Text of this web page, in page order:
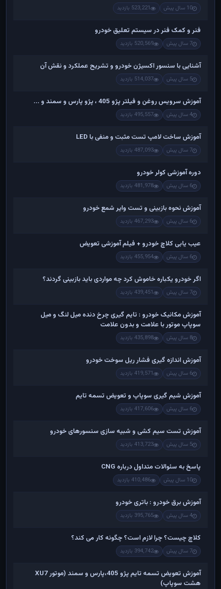
10 سال پیش 523,221 بازدید
فنر و کمک فنر در سیستم تعلیق خودرو
7 سال پیش 520,569 بازدید
آشنایی با سنسور اکسیژن خودرو و تشریح عملکرد و نقش آن
5 سال پیش 514,037 بازدید
آموزش سرویس روغن و فیلتر پژو 405 ، پژو پارس و سمند و ...
4 سال پیش 495,557 بازدید
آموزش ساخت لامپ تست مثبت و منفی با LED
7 سال پیش 487,093 بازدید
دوره آموزشی کولر خودرو
6 سال پیش 481,978 بازدید
آموزش نحوه بازبینی و تست وایر شمع خودرو
6 سال پیش 467,293 بازدید
عیب یابی کلاچ خودرو + فیلم آموزشی تعویض
6 سال پیش 455,954 بازدید
اگر خودرو یکباره خاموش کرد چه مواردی باید بازبینی گردند؟
7 سال پیش 439,451 بازدید
آموزش مکانیک خودرو : تایم گیری چرخ دنده میل لنگ و میل
سوپاپ موتور با علامت و بدون علامت
8 سال پیش 435,898 بازدید
آموزش اندازه گیری فشار ریل سوخت خودرو
6 سال پیش 419,571 بازدید
آموزش شیم گیری سوپاپ و تعویض تسمه تایم
6 سال پیش 417,606 بازدید
آموزش تست سیم کشی و شبیه سازی سنسورهای خودرو
5 سال پیش 413,723 بازدید
پاسخ به سئوالات متداول درباره CNG
10 سال پیش 410,486 بازدید
آموزش برق خودرو : باتری خودرو
4 سال پیش 395,765 بازدید
کلاچ چیست؟ چرا لازم است؟ چگونه کار می کند؟
7 سال پیش 394,742 بازدید
آموزش تعویض تسمه تایم پژو 405،پارس و سمند (موتور XU7
هشت سوپاپ)